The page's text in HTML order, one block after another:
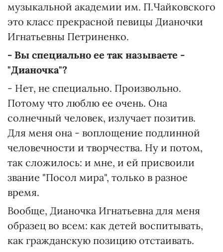
музыкальной академии им. П.Чайковского
это класс прекрасной певицы Дианочки
Игнатьевны Петриненко.
- Вы специально ее так называете -
"Дианочка"?
- Нет, не специально. Произвольно.
Потому что люблю ее очень. Она
солнечный человек, излучает позитив.
Для меня она - воплощение подлинной
человечности и творчества. Ну и потом,
так сложилось: и мне, и ей присвоили
звание "Посол мира", только в разное
время.
Вообще, Дианочка Игнатьевна для меня
образец во всем: как детей воспитывать,
как гражданскую позицию отстаивать.